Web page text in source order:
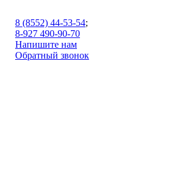
8 (8552) 44-53-54;
8-927 490-90-70
Напишите нам
Обратный звонок